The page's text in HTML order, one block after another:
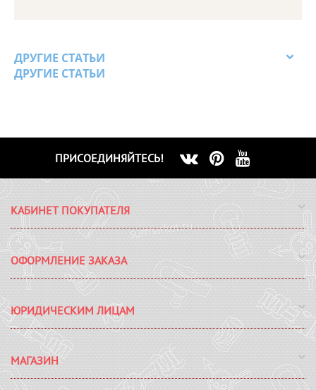
ДРУГИЕ СТАТЬИ
ДРУГИЕ СТАТЬИ
ПРИСОЕДИНЯЙТЕСЬ!
КАБИНЕТ ПОКУПАТЕЛЯ
ОФОРМЛЕНИЕ ЗАКАЗА
ЮРИДИЧЕСКИМ ЛИЦАМ
МАГАЗИН